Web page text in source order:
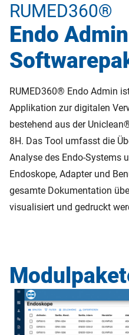
RUMED360®
Endo Admin
RUMED360® Endo Admin
Applikation zur digitalen
bestehend aus der
8H. Das Tool umfasst die
Analyse des Endo-Systems
Endoskope, Adapter und
gesamte Dokumentation
visualisiert und gedruckt